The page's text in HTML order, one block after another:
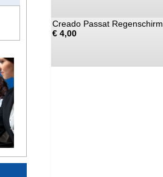
Creado Passat Regenschirm
€ 4,00